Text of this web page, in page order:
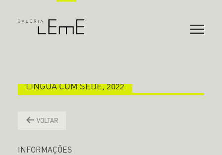
LÍNGUA COM SEDE, 2022
VOLTAR
INFORMAÇÕES